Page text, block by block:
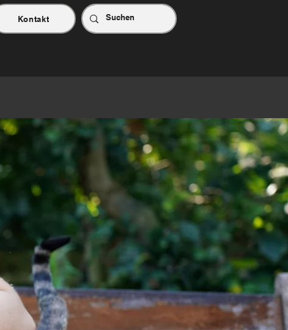
Kontakt